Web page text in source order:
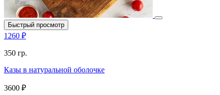
Быстрый просмотр
1260 ₽
350 гр.
Казы в натуральной оболочке
3600 ₽